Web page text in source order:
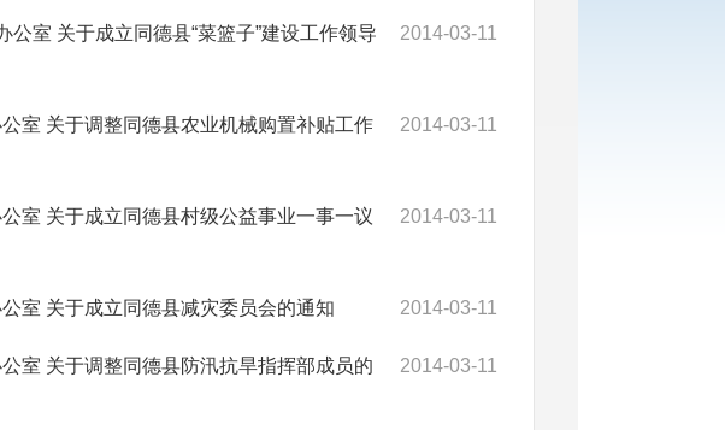
2014-03-11
室 关于成立同德县“菜篮子”建设工作领导
2014-03-11
室 关于调整同德县农业机械购置补贴工作
2014-03-11
室 关于成立同德县村级公益事业一事一议
2014-03-11
室 关于成立同德县减灾委员会的通知
2014-03-11
室 关于调整同德县防汛抗旱指挥部成员的